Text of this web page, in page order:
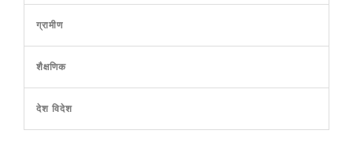
ग्रामीण
शैक्षणिक
देश विदेश